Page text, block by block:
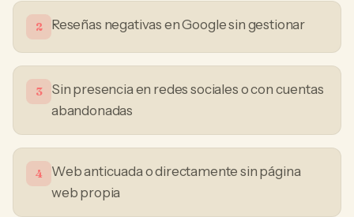
2 Reseñas negativas en Google sin gestionar
3
Sin presencia en redes sociales o con cuentas
abandonadas
4
Web anticuada o directamente sin página
web propia